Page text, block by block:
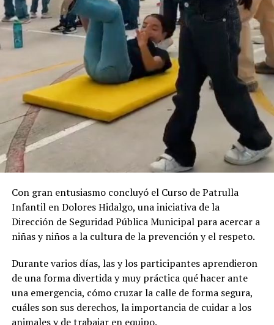
preventivo es fundamental para evitar fallas
estructurales y proteger a quienes transitan por las vías
del municipio.
Con gran entusiasmo concluyó el Curso de Patrulla
Infantil en Dolores Hidalgo, una iniciativa de la
Dirección de Seguridad Pública Municipal para acercar a
niñas y niños a la cultura de la prevención y el respeto.
Durante varios días, las y los participantes aprendieron
de una forma divertida y muy práctica qué hacer ante
una emergencia, cómo cruzar la calle de forma segura,
cuáles son sus derechos, la importancia de cuidar a los
animales y de trabajar en equipo.